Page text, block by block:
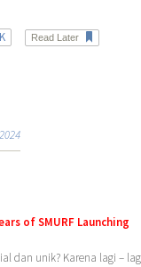
Read Later
of SMURF Launching
dan unik? Karena lagi –